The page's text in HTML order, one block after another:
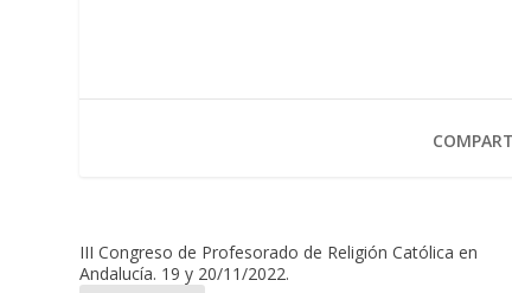
III Congreso de Profesorado de Religión Católica en
Andalucía. 19 y 20/11/2022.